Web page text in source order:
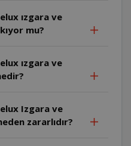
ızgara ve
mu?
ızgara ve
Izgara ve
zararlıdır?